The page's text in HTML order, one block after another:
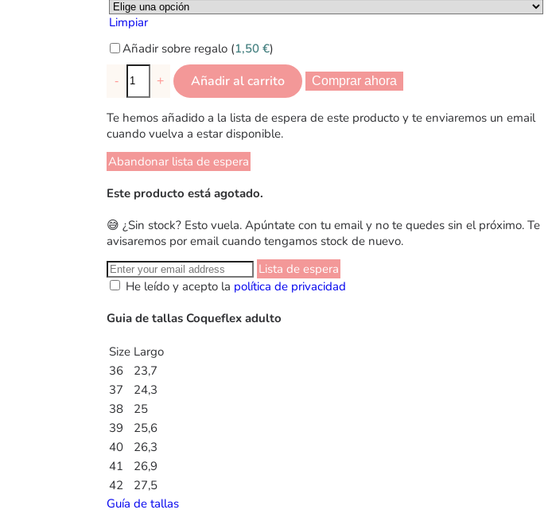
Limpiar
Añadir sobre regalo (1,50 €)
- + Añadir al carrito Comprar ahora
Te hemos añadido a la lista de espera de este producto y te enviaremos un email
cuando vuelva a estar disponible.
Abandonar lista de espera
Este producto está agotado.
😅 ¿Sin stock? Esto vuela. Apúntate con tu email y no te quedes sin el próximo. Te
avisaremos por email cuando tengamos stock de nuevo.
Lista de espera
He leído y acepto la política de privacidad
Guia de tallas Coqueflex adulto
Size Largo
36
23,7
37
24,3
38
25
39
25,6
40
26,3
41
26,9
42
27,5
Guía de tallas